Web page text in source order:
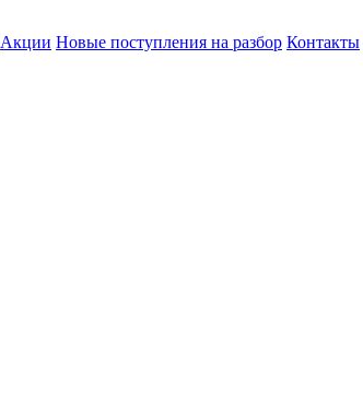
Акции Новые поступления на разбор Контакты